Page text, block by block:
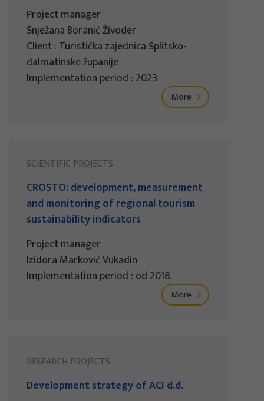
Project manager
Snježana Boranić Živoder
Client : Turistička zajednica Splitsko-
dalmatinske županije
Implementation period : 2023
More
SCIENTIFIC PROJECTS
CROSTO: development, measurement
and monitoring of regional tourism
sustainability indicators
Project manager
Izidora Marković Vukadin
Implementation period : od 2018.
More
RESEARCH PROJECTS
Development strategy of ACI d.d.